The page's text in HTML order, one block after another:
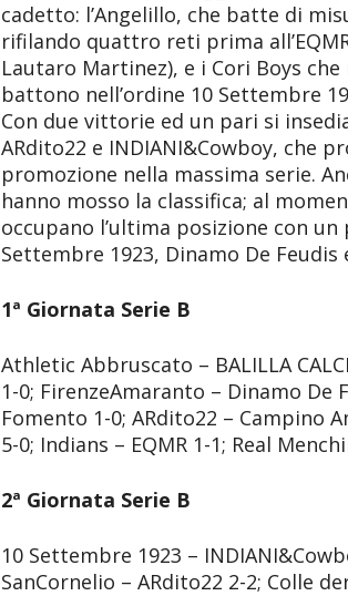
cadetto: l’Angelillo, che batte di
rifilando quattro reti prima
Lautaro Martinez), e i Cori Boys
battono nell’ordine 10 Settembre
Con due vittorie ed un pari si
ARdito22 e INDIANI&Cowboy, che
promozione nella massima serie.
hanno mosso la classifica; al
occupano l’ultima posizione con un
Settembre 1923, Dinamo De Feudis
1ª Giornata Serie B
Athletic Abbruscato – BALILLA
1-0; FirenzeAmaranto – Dinamo De
Fomento 1-0; ARdito22 – Campino
5-0; Indians – EQMR 1-1; Real
2ª Giornata Serie B
10 Settembre 1923 –
SanCornelio – ARdito22 2-2; Colle